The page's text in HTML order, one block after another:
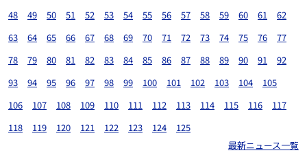
48
49 50 51 52 53 54 55 56 57 58 59 60 61
62
63
64 65 66 67 68 69 70 71 72 73 74 75 76
77
78
79 80 81 82 83 84 85 86 87 88 89 90 91
92
93
94 95 96 97 98 99 100 101 102 103 104
105
106
107 108 109 110 111 112 113 114 115 116
117
118
119 120 121 122 123 124
125
最新ニュース一覧